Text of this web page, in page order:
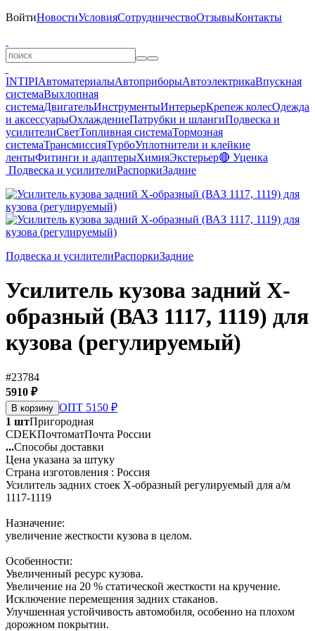
ВойтиНовостиУсловияСотрудничествоОтзывыКонтакты
INTIPIАвтоматериалыАвтоприборыАвтоэлектрикаВпускная
системаВыхлопная
системаДвигательИнструментыИнтерьерКрепеж колесОдежда
и аксессуарыОхлаждениеПатрубки и шлангиПодвеска и
усилителиСветТопливная системаТормозная
системаТрансмиссияТурбоУплотнители и клейкие
лентыФитинги и адаптерыХимияЭкстерьер🔴 Уценка
Подвеска и усилителиРаспоркиЗадние
Подвеска и усилителиРаспоркиЗадние
Усилитель кузова задний Х-
образный (ВАЗ 1117, 1119) для
кузова (регулируемый)
#23784
5910 ₽
В корзину ОПТ 5150 ₽
1 штПригородная
CDEKПочтоматПочта России
...Способы доставки
Цена указана за штуку
Страна изготовления : Россия
Усилитель задних стоек Х-образный регулируемый для а/м
1117-1119
Назначение:
увеличение жесткости кузова в целом.
Особенности:
Увеличенный ресурс кузова.
Увеличение на 20 % статической жесткости на кручение.
Исключение перемещения задних стаканов.
Улучшенная устойчивость автомобиля, особенно на плохом
дорожном покрытии.